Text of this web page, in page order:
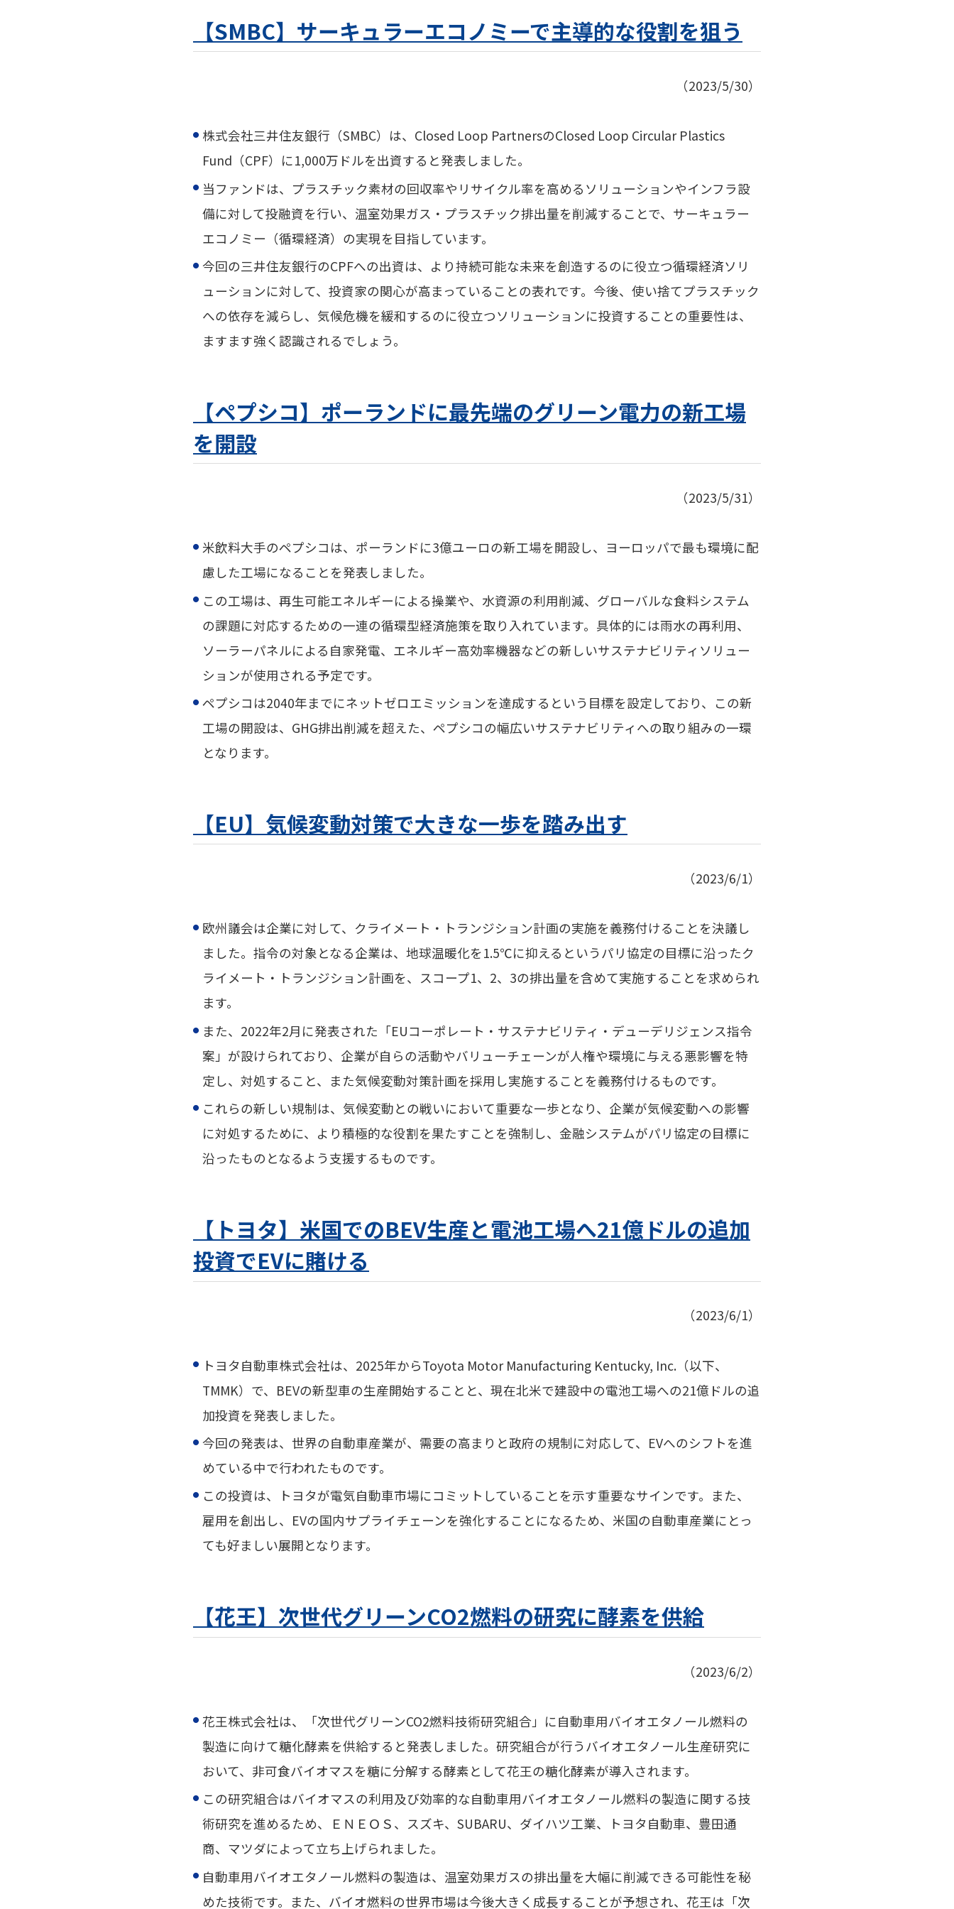
【SMBC】サーキュラーエコノミーで主導的な役割を狙う
（2023/5/30）
株式会社三井住友銀行（SMBC）は、Closed Loop PartnersのClosed Loop Circular Plastics
Fund（CPF）に1,000万ドルを出資すると発表しました。
当ファンドは、プラスチック素材の回収率やリサイクル率を高めるソリューションやインフラ設
備に対して投融資を行い、温室効果ガス・プラスチック排出量を削減することで、サーキュラー
エコノミー（循環経済） の実現を目指しています。
今回の三井住友銀行のCPFへの出資は、より持続可能な未来を創造するのに役立つ循環経済ソリ
ューションに対して、投資家の関心が高まっていることの表れです。今後、使い捨てプラスチック
への依存を減らし、気候危機を緩和するのに役立つソリューションに投資することの重要性は、
ますます強く認識されるでしょう。
【ペプシコ】ポーランドに最先端のグリーン電力の新工場
を開設
（2023/5/31）
米飲料大手のペプシコは、ポーランドに3億ユーロの新工場を開設し、ヨーロッパで最も環境に配
慮した工場になることを発表しました。
この工場は、再生可能エネルギーによる操業や、水資源の利用削減、 グローバルな食料システム
の課題に対応するための一連の循環型経済施策を取り入れています。具体的には雨水の再利用、
ソーラーパネルによる自家発電、エネルギー高効率機器などの新しいサステナビリティソリュー
ションが使用される予定です。
ペプシコは2040年までにネットゼロエミッションを達成するという目標を設定しており、この新
工場の開設は、GHG排出削減を超えた、ペプシコの幅広いサステナビリティへの取り組みの一環
となります。
【EU】気候変動対策で大きな一歩を踏み出す
（2023/6/1）
欧州議会は企業に対して、クライメート・トランジション計画の実施を義務付けることを決議し
ました。指令の対象となる企業は、地球温暖化を1.5℃に抑えるというパリ協定の目標に沿ったク
ライメート・トランジション計画を、スコープ1、2、3の排出量を含めて実施することを求められ
ます。
また、 2022年2月に発表された 「EUコーポレート・サステナビリティ・デューデリジェンス指令
案」が設けられており、企業が自らの活動やバリューチェーンが人権や環境に与える悪影響を特
定し、対処すること、また気候変動対策計画を採用し実施することを義務付けるものです。
これらの新しい規制は、気候変動との戦いにおいて重要な一歩となり、企業が気候変動への影響
に対処するために、より積極的な役割を果たすことを強制し、金融システムがパリ協定の目標に
沿ったものとなるよう支援するものです。
【トヨタ】米国でのBEV生産と電池工場へ21億ドルの追加
投資でEVに賭ける
（2023/6/1）
トヨタ自動車株式会社は、2025年からToyota Motor Manufacturing Kentucky, Inc.（以下、
TMMK）で、BEVの新型車の生産開始することと、現在北米で建設中の電池工場への21億ドルの追
加投資を発表しました。
今回の発表は、世界の自動車産業が、需要の高まりと政府の規制に対応して、EVへのシフトを進
めている中で行われたものです。
この投資は、トヨタが電気自動車市場にコミットしていることを示す重要なサインです。また、
雇用を創出し、EVの国内サプライチェーンを強化することになるため、米国の自動車産業にとっ
ても好ましい展開となります。
【花王】次世代グリーンCO2燃料の研究に酵素を供給
（2023/6/2）
花王株式会社は、「次世代グリーンCO2燃料技術研究組合」に自動車用バイオエタノール燃料の
製造に向けて糖化酵素を供給すると発表しました。研究組合が行うバイオエタノール生産研究に
おいて、非可食バイオマスを糖に分解する酵素として花王の糖化酵素が導入されます。
この研究組合はバイオマスの利用及び効率的な自動車用バイオエタノール燃料の製造に関する技
術研究を進めるため、ＥＮＥＯＳ、スズキ、SUBARU、ダイハツ工業、トヨタ自動車、豊田通
商、マツダによって立ち上げられました。
自動車用バイオエタノール燃料の製造は、温室効果ガスの排出量を大幅に削減できる可能性を秘
めた技術です。また、バイオ燃料の世界市場は今後大きく成長することが予想され、花王は「次